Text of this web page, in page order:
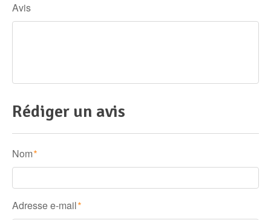
Avis
Rédiger un avis
Nom *
Adresse e-mail *